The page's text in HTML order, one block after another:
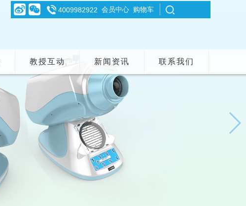
4009982922 会员中心 购物车
教授互动 新闻资讯 联系我们